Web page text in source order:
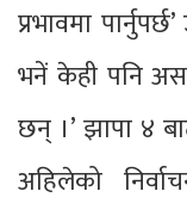
प्रभावमा
भनें केही पनि
छन् ।’ झापा ४
अहिलेको